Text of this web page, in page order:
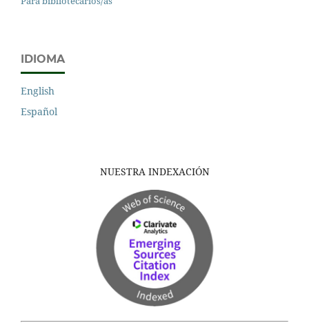
IDIOMA
English
Español
NUESTRA INDEXACIÓN